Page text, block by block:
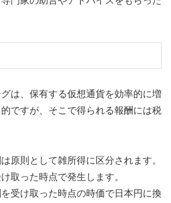
は、保有する仮想通貨を効率的に増
ですが、そこで得られる報酬には税
原則として雑所得に区分されます。
取った時点で発生します。
を受け取った時点の時価で日本円に換